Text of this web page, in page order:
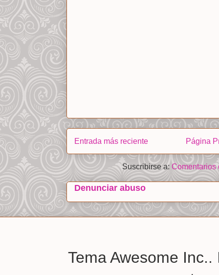
Entrada más reciente Página
Suscribirse a: Comentarios
Denunciar abuso
Tema Awesome